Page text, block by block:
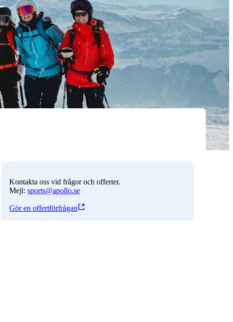
Kontakta oss vid frågor och offerter.
Mejl:sports@apollo.se
Gör en offertförfrågan